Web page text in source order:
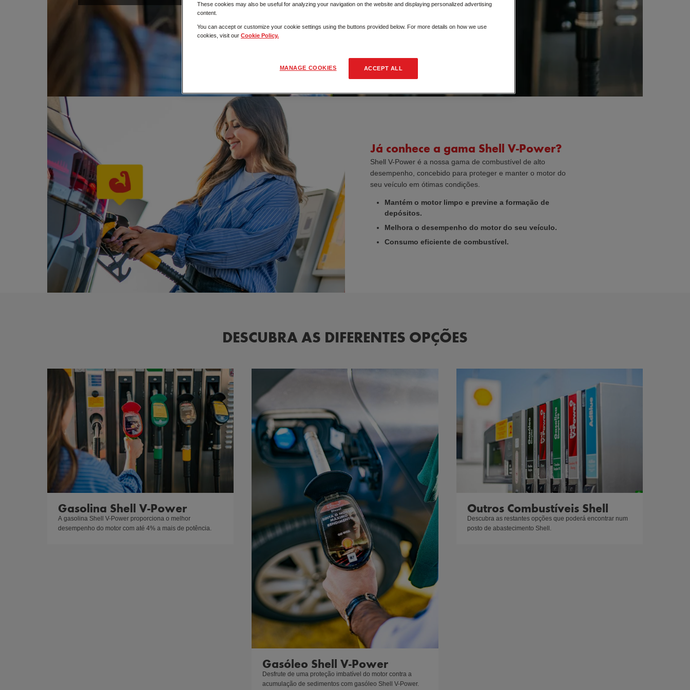
Já conhece a gama Shell V-Power?
Shell V-Power é a nossa gama de combustível de alto
desempenho, concebido para proteger e manter o motor do
seu veículo em ótimas condições.
Mantém o motor limpo e previne a formação de
depósitos.
Melhora o desempenho do motor do seu veículo.
Consumo eficiente de combustível.
DESCUBRA AS DIFERENTES OPÇÕES
Gasolina Shell V-Power
A gasolina Shell V-Power proporciona o melhor
desempenho do motor com até 4% a mais de potência.
Gasóleo Shell V-Power
Desfrute de uma proteção imbatível do motor contra a
acumulação de sedimentos com gasóleo Shell V-Power.
Outros Combustíveis Shell
Descubra as restantes opções que poderá encontrar num
posto de abastecimento Shell.
These cookies may also be useful for analyzing your navigation on the website and displaying personalized advertising
content.
You can accept or customize your cookie settings using the buttons provided below. For more details on how we use
cookies, visit our Cookie Policy.
MANAGE COOKIES ACCEPT ALL